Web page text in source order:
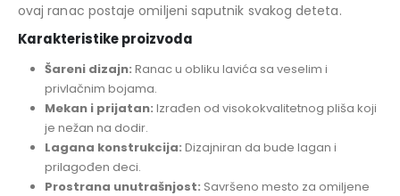
ovaj ranac postaje omiljeni saputnik svakog deteta.
Karakteristike proizvoda
Šareni dizajn: Ranac u obliku lavića sa veselim i
privlačnim bojama.
Mekan i prijatan: Izrađen od visokokvalitetnog pliša koji
je nežan na dodir.
Lagana konstrukcija: Dizajniran da bude lagan i
prilagođen deci.
Prostrana unutrašnjost: Savršeno mesto za omiljene